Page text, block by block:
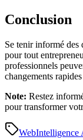
Conclusion
Se tenir informé des
pour tout
professionnels
changements
Note: Restez
pour transformer
WebIntelligence